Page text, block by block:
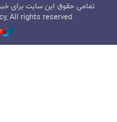
تمامی حقوق این سایت برای
All rights reserved